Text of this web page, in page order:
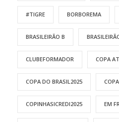
#TIGRE BORBOREMA
BRASILEIRÃO B
CLUBEFORMADOR COPA
COPA DO BRASIL2025
COPINHASICREDI2025 EM